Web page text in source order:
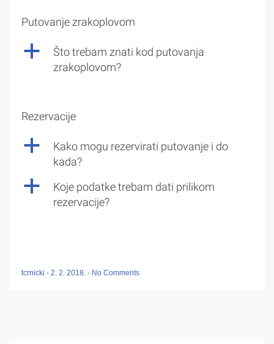
Putovanje zrakoplovom
a
Što trebam znati kod putovanja
zrakoplovom?
Rezervacije
a
Kako mogu rezervirati putovanje i do
kada?
a
Koje podatke trebam dati prilikom
rezervacije?
tcrnicki - 2. 2. 2018. - No Comments